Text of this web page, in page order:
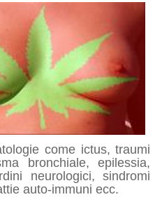
come ictus, traumi
bronchiale, epilessia,
neurologici, sindromi
auto-immuni ecc.